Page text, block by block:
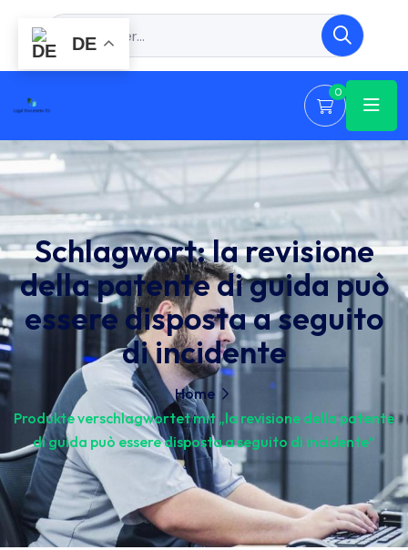
0
Schlagwort:la revisione
della patente di guida può
essere disposta a seguito
di incidente
Home
Produkte verschlagwortet mit „la revisione della patente
di guida può essere disposta a seguito di incidente“
DE